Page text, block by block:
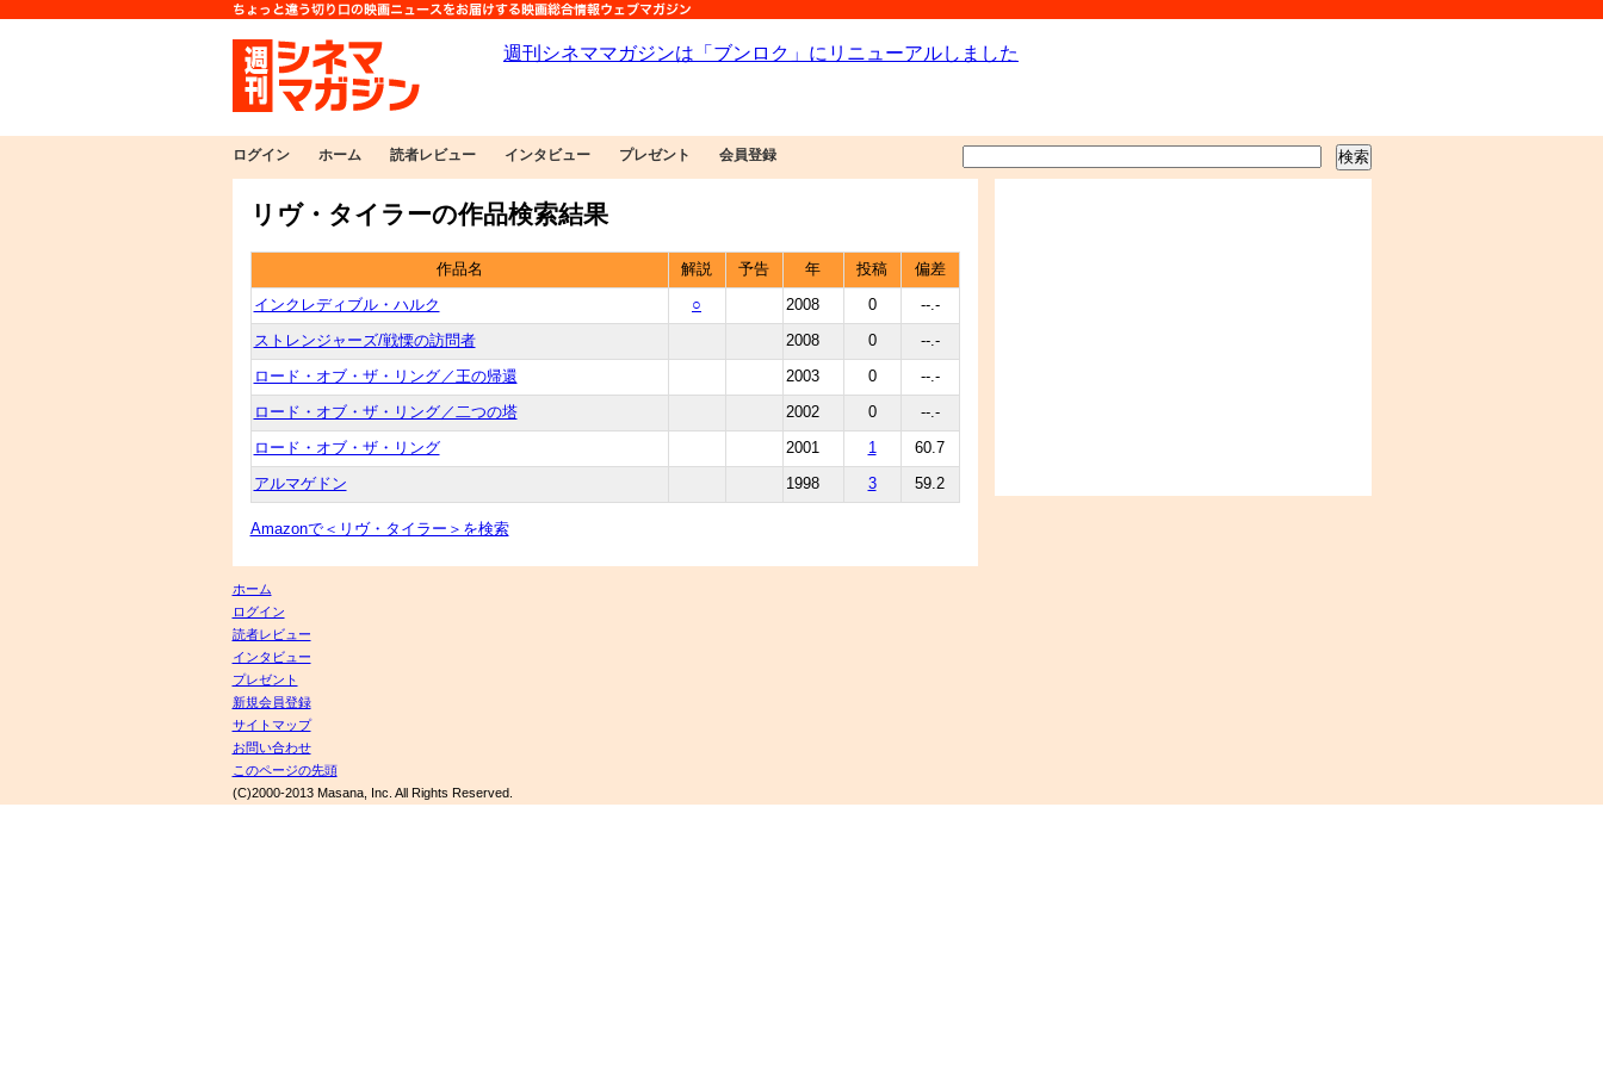
ログイン ホーム 読者レビュー インタビュー プレゼント 会員登録
リヴ・タイラーの作品検索結果
作品名 解説 予告 年 投稿 偏差
インクレディブル・ハルク ○ 2008 0 --.-
ストレンジャーズ/戦慄の訪問者 2008 0 --.-
ロード・オブ・ザ・リング／王の帰還 2003 0 --.-
ロード・オブ・ザ・リング／二つの塔 2002 0 --.-
ロード・オブ・ザ・リング 2001 1 60.7
アルマゲドン 1998 3 59.2
Amazonで＜リヴ・タイラー＞を検索
ホーム
ログイン
読者レビュー
インタビュー
プレゼント
新規会員登録
サイトマップ
お問い合わせ
このページの先頭
(C)2000-2013 Masana, Inc. All Rights Reserved.